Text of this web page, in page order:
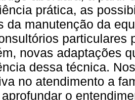
prática, as
da manutenção da
particulares
novas adaptações
dessa técnica.
no atendimento a
o